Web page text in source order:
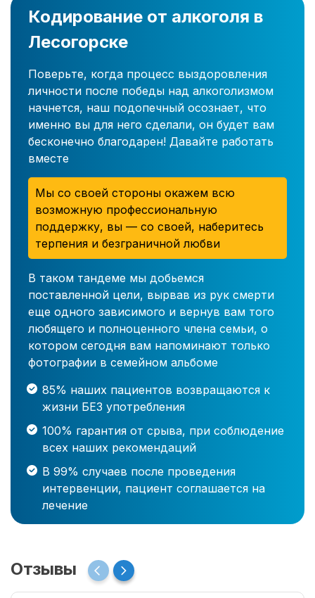
Кодирование от алкоголя в
Лесогорске
Поверьте, когда процесс выздоровления
личности после победы над алкоголизмом
начнется, наш подопечный осознает, что
именно вы для него сделали, он будет вам
бесконечно благодарен! Давайте работать
вместе
Мы со своей стороны окажем всю
возможную профессиональную
поддержку, вы — со своей, наберитесь
терпения и безграничной любви
В таком тандеме мы добьемся
поставленной цели, вырвав из рук смерти
еще одного зависимого и вернув вам того
любящего и полноценного члена семьи, о
котором сегодня вам напоминают только
фотографии в семейном альбоме
85% наших пациентов возвращаются к
жизни БЕЗ употребления
100% гарантия от срыва, при соблюдение
всех наших рекомендаций
В 99% случаев после проведения
интервенции, пациент соглашается на
лечение
Отзывы